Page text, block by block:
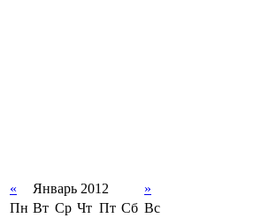
« Январь 2012
»
Пн Вт Ср Чт Пт Сб Вс